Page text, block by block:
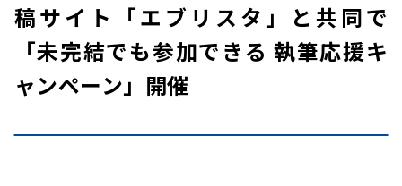
稿サイト「エブリスタ」と共同で
「未完結でも参加できる 執筆応援キ
ャンペーン」開催